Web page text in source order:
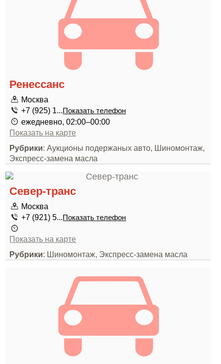
Ренессанс
Москва
+7 (925) 1...Показать телефон
ежедневно, 02:00–00:00
Показать на карте
Рубрики: Аукционы подержаных авто, Шиномонтаж,
Экспресс-замена масла
Север-транс
Москва
+7 (921) 5...Показать телефон
Показать на карте
Рубрики: Шиномонтаж, Экспресс-замена масла